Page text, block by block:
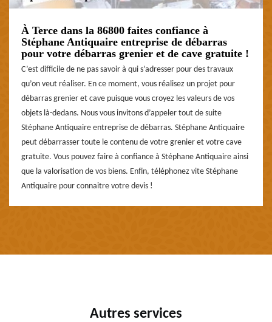
À Terce dans la 86800 faites confiance à
Stéphane Antiquaire entreprise de débarras
pour votre débarras grenier et de cave gratuite !
C’est difficile de ne pas savoir à qui s’adresser pour des travaux
qu’on veut réaliser. En ce moment, vous réalisez un projet pour
débarras grenier et cave puisque vous croyez les valeurs de vos
objets là-dedans. Nous vous invitons d’appeler tout de suite
Stéphane Antiquaire entreprise de débarras. Stéphane Antiquaire
peut débarrasser toute le contenu de votre grenier et votre cave
gratuite. Vous pouvez faire à confiance à Stéphane Antiquaire ainsi
que la valorisation de vos biens. Enfin, téléphonez vite Stéphane
Antiquaire pour connaitre votre devis !
Autres services